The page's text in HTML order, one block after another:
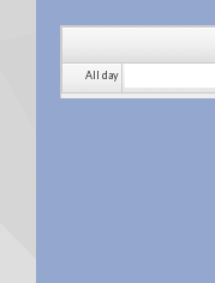
All day